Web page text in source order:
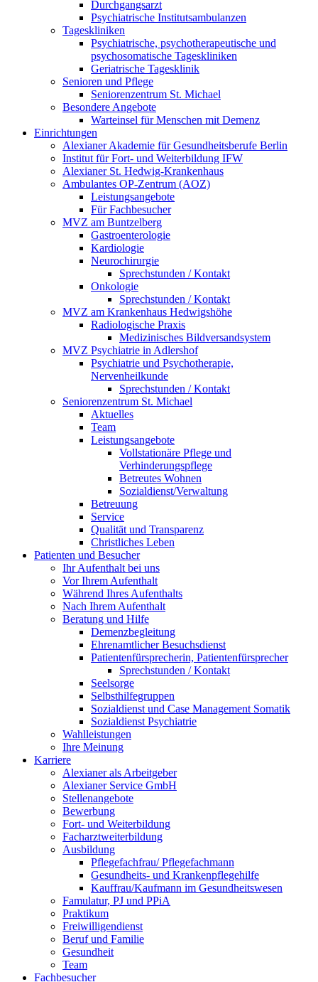
Durchgangsarzt
Psychiatrische Institutsambulanzen
Tageskliniken
Psychiatrische, psychotherapeutische und
psychosomatische Tageskliniken
Geriatrische Tagesklinik
Senioren und Pflege
Seniorenzentrum St. Michael
Besondere Angebote
Warteinsel für Menschen mit Demenz
Einrichtungen
Alexianer Akademie für Gesundheitsberufe Berlin
Institut für Fort- und Weiterbildung IFW
Alexianer St. Hedwig-Krankenhaus
Ambulantes OP-Zentrum (AOZ)
Leistungsangebote
Für Fachbesucher
MVZ am Buntzelberg
Gastroenterologie
Kardiologie
Neurochirurgie
Sprechstunden / Kontakt
Onkologie
Sprechstunden / Kontakt
MVZ am Krankenhaus Hedwigshöhe
Radiologische Praxis
Medizinisches Bildversandsystem
MVZ Psychiatrie in Adlershof
Psychiatrie und Psychotherapie,
Nervenheilkunde
Sprechstunden / Kontakt
Seniorenzentrum St. Michael
Aktuelles
Team
Leistungsangebote
Vollstationäre Pflege und
Verhinderungspflege
Betreutes Wohnen
Sozialdienst/Verwaltung
Betreuung
Service
Qualität und Transparenz
Christliches Leben
Patienten und Besucher
Ihr Aufenthalt bei uns
Vor Ihrem Aufenthalt
Während Ihres Aufenthalts
Nach Ihrem Aufenthalt
Beratung und Hilfe
Demenzbegleitung
Ehrenamtlicher Besuchsdienst
Patientenfürsprecherin, Patientenfürsprecher
Sprechstunden / Kontakt
Seelsorge
Selbsthilfegruppen
Sozialdienst und Case Management Somatik
Sozialdienst Psychiatrie
Wahlleistungen
Ihre Meinung
Karriere
Alexianer als Arbeitgeber
Alexianer Service GmbH
Stellenangebote
Bewerbung
Fort- und Weiterbildung
Facharztweiterbildung
Ausbildung
Pflegefachfrau/ Pflegefachmann
Gesundheits- und Krankenpflegehilfe
Kauffrau/Kaufmann im Gesundheitswesen
Famulatur, PJ und PPiA
Praktikum
Freiwilligendienst
Beruf und Familie
Gesundheit
Team
Fachbesucher